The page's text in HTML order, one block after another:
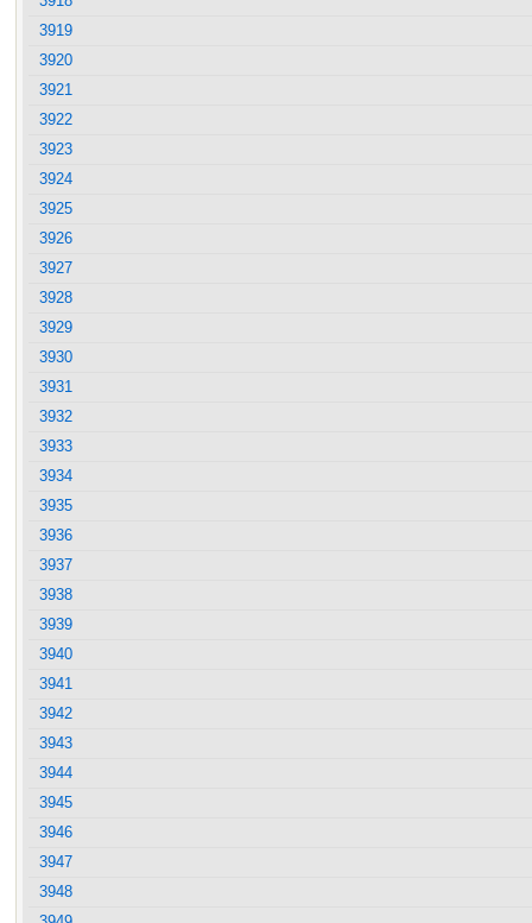
3919
3920
3921
3922
3923
3924
3925
3926
3927
3928
3929
3930
3931
3932
3933
3934
3935
3936
3937
3938
3939
3940
3941
3942
3943
3944
3945
3946
3947
3948